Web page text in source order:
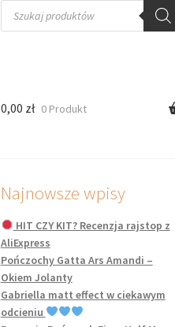
Wyszukiwarka
produktów
0,00 zł 0 Produkt
Najnowsze wpisy
HIT CZY KIT? Recenzja rajstop z
AliExpress
Pończochy Gatta Ars Amandi –
Okiem Jolanty
Gabriella matt effect w ciekawym
odcieniu